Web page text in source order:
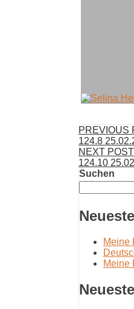
PREVIOUS
124.8
NEXT POST
124.10
Suchen
Meine
Meine